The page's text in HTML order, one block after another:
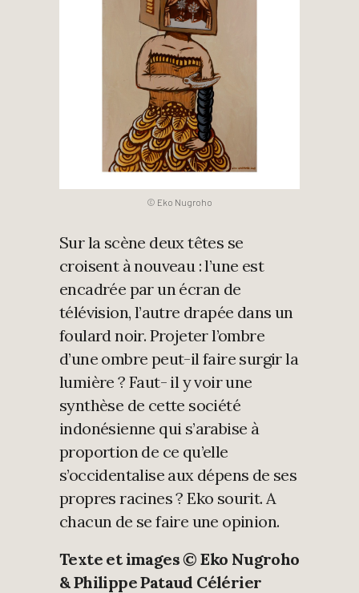
© Eko Nugroho
Sur la scène deux têtes se
croisent à nouveau : l’une est
encadrée par un écran de
télévision, l’autre drapée dans un
foulard noir. Projeter l’ombre
d’une ombre peut-il faire surgir la
lumière ? Faut- il y voir une
synthèse de cette société
indonésienne qui s’arabise à
proportion de ce qu’elle
s’occidentalise aux dépens de ses
propres racines ? Eko sourit. A
chacun de se faire une opinion.
Texte et images © Eko Nugroho
& Philippe Pataud Célérier